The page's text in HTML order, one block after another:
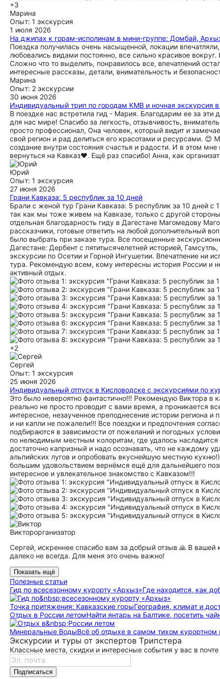
+3
Марина
Опыт: 1 экскурсия
1 июля 2026
На джипах к горам-исполинам в мини-группе: Домбай,
Поездка получилась очень насыщенной, локации
любовались видами постоянно, все сильно красивое
Сложно что то выделить, понравилось все, впечатлений
интересные рассказы, детали, внимательность и
Марина
Опыт: 2 экскурсии
30 июня 2026
Индивидуальный трип по городам КМВ и ночная экскурсия
В поездке нас встретила гид - Мария. Благодарим ее за
для нас мире! Спасибо за легкость, отзывчивость,
просто профессионал, Она человек, который видит и
свой регион и рад делиться его красотами и ресурсами. 😊
создание внутри состояния счастья и радости. И в этом
вернуться на Кавказ❤️. Ещё раз спасибо! Анна, как
Юрий
Опыт: 1 экскурсия
27 июня 2026
Грани Кавказа: 5 республик за 10 дней
Брали с женой тур Грани Кавказа: 5 республик за 10 дней
так как мы тоже живем на Кавказе, только с другой
отдельная благодарность гиду в Дагестане Магомедову
рассказчики, готовые ответить на любой дополнительный
было выбрать при заказе тура. Все посещенные
Дагестане: Дербент с пятитысячелетней историей,
экскурсии по Осетии и Горной Ингушетии. Впечатление ни
тура. Рекомендую всем, кому интересны история России и
активный отдых.
+2
Сергей
Опыт: 1 экскурсия
25 июня 2026
Индивидуальный отпуск в Кисловодске с экскурсиями по
Это было невероятно фантастично!!! Рекомендую Виктора в
реально не просто проводит с вами время, а проникается
интересное, незаученное преподнесение истории региона
и ни капли не пожалели!!! Все поездки и предпочтения
подбираются в зависимости от пожеланий и погодных
по нелюдимым местным колоритам, где удалось насладится
достаточно капризный и надо осознавать, что не каждому
альпийских лугов и опробовать вкуснейшую местную
большим удовольствием вернёмся ещё для дальнейшего
интересное и увлекательное знакомство с Кавказом!!!
Викторорганизатор
Сергей, искреннее спасибо вам за добрый отзыв 🙏 В
далеко не всегда. Для меня это очень важно!
Показать ещё
Полезные статьи
Гид по всесезонному курорту «Архыз»Где находится, как
Точка притяжения: Кавказские горыГеография, климат и
Отдых в России летомНайти янтарь на Балтике, посетить
Минеральные ВодыВсё об отдыхе в самом тихом курортном
Экскурсии и туры от экспертов Трипстера
Классные места, скидки и интересные события у вас в почте
Подписаться